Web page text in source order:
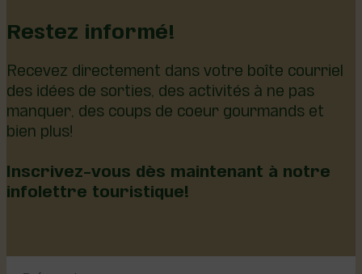
Restez informé!
Recevez directement dans votre boîte courriel
des idées de sorties, des activités à ne pas
manquer, des coups de coeur gourmands et
bien plus!
Inscrivez-vous dès maintenant à notre
infolettre touristique!